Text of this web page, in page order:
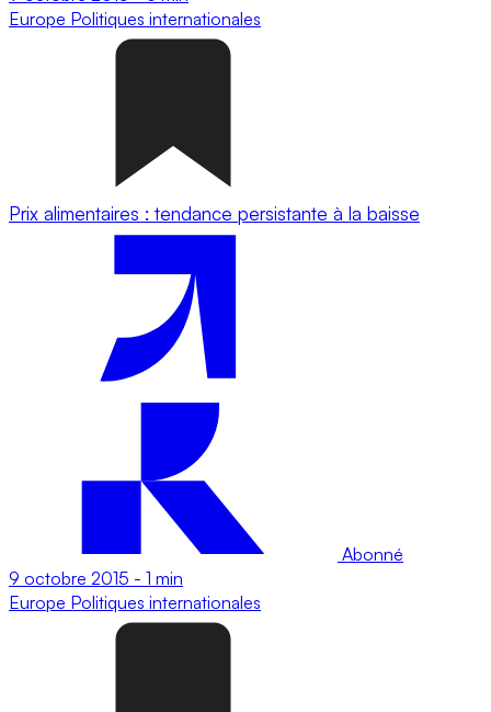
Europe Politiques internationales
Prix alimentaires : tendance persistante à la baisse
Abonné
9 octobre 2015 - 1 min
Europe Politiques internationales